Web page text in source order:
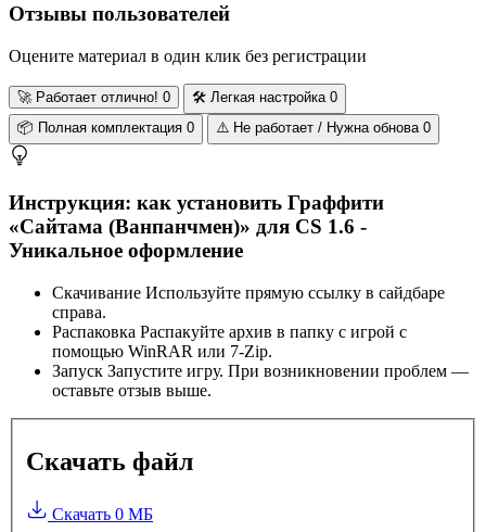
Отзывы пользователей
Оцените материал в один клик без регистрации
🚀Работает отлично! 0 🛠️ Легкая настройка 0
📦 Полная комплектация 0 ⚠️ Не работает / Нужна обнова 0
Инструкция: как установить Граффити
«Сайтама (Ванпанчмен)» для CS 1.6 -
Уникальное оформление
Скачивание Используйте прямую ссылку в сайдбаре
справа.
Распаковка Распакуйте архив в папку с игрой с
помощью WinRAR или 7-Zip.
Запуск Запустите игру. При возникновении проблем —
оставьте отзыв выше.
Скачать файл
Скачать 0 МБ